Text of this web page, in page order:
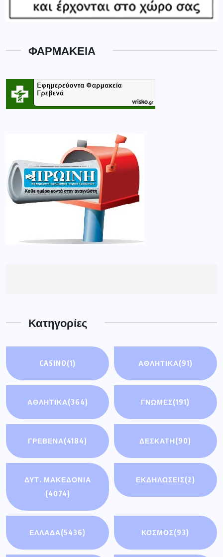
ΦΑΡΜΑΚΕΙΑ
Κατηγορίες
CASINO(1) ΑΘΛΗΤΙΚΆ(91)
ΑΘΛΗΤΙΚΑ(364) ΓΝΩΜΕΣ(191)
ΓΡΕΒΕΝΑ(4184) ΔΕΣΚΑΤΗ(90)
ΔΥΤ. ΜΑΚΕΔΟΝΙΑ
(4074)
ΕΚΔΗΛΩΣΕΙΣ(2)
ΕΛΛΑΔΑ(5436) ΚΟΣΜΟΣ(93)